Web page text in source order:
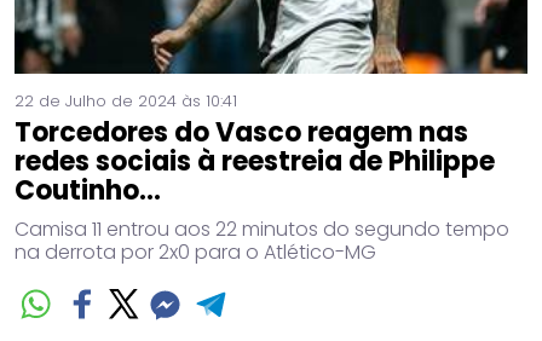
22 de Julho de 2024 às 10:41
Torcedores do Vasco reagem nas
redes sociais à reestreia de Philippe
Coutinho...
Camisa 11 entrou aos 22 minutos do segundo tempo
na derrota por 2x0 para o Atlético-MG